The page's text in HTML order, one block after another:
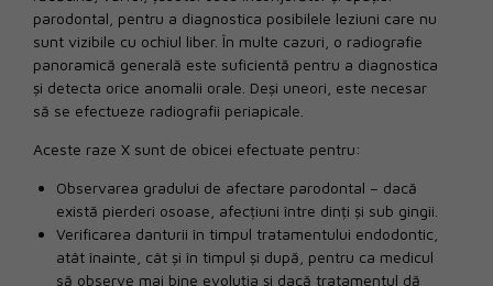
parodontal, pentru a diagnostica posibilele leziuni care nu
sunt vizibile cu ochiul liber. În multe cazuri, o radiografie
panoramică generală este suficientă pentru a diagnostica
și detecta orice anomalii orale. Deși uneori, este necesar
să se efectueze radiografii periapicale.
Aceste raze X sunt de obicei efectuate pentru:
Observarea gradului de afectare parodontal – dacă
există pierderi osoase, afecțiuni între dinți și sub gingii.
Verificarea danturii în timpul tratamentului endodontic,
atât înainte, cât și în timpul și după, pentru ca medicul
să observe mai bine evoluția și dacă tratamentul dă